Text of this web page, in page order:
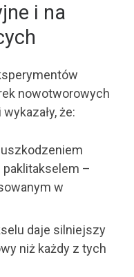
i na
nowotworowych
że:
–
w
daje silniejszy
niż każdy z tych